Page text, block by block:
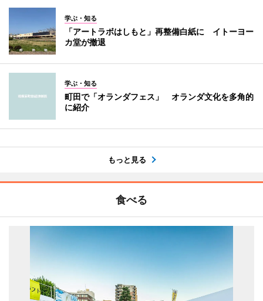
学ぶ・知る
「アートラボはしもと」再整備白紙に イトーヨー
カ堂が撤退
学ぶ・知る
町田で「オランダフェス」 オランダ文化を多角的
に紹介
もっと見る
食べる